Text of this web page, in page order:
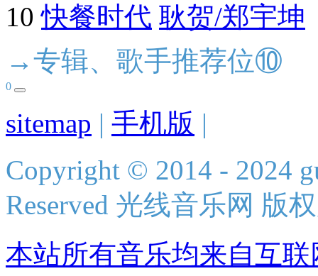
10 快餐时代 耿贺/郑宇坤
→专辑、歌手推荐位⑩
0
sitemap | 手机版 |
Copyright © 2014 - 2024
Reserved 光线音乐网 版
本站所有音乐均来自互